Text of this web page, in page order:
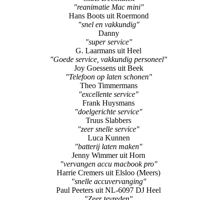
"reanimatie Mac mini"
Hans Boots uit Roermond
"snel en vakkundig"
Danny
"super service"
G. Laarmans uit Heel
"Goede service, vakkundig personeel"
Joy Goessens uit Beek
"Telefoon op laten schonen"
Theo Timmermans
"excellente service"
Frank Huysmans
"doelgerichte service"
Truus Slabbers
"zeer snelle service"
Luca Kunnen
"batterij laten maken"
Jenny Wimmer uit Horn
"vervangen accu macbook pro"
Harrie Cremers uit Elsloo (Meers)
"snelle accuvervanging"
Paul Peeters uit NL-6097 DJ Heel